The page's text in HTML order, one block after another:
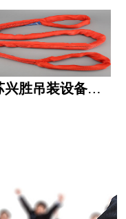
江苏兴胜吊装设备有限公司运作模式